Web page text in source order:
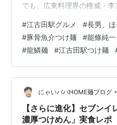
でも、広東料理界の権威・
にした者の脳裏に焼きつい
人生に一点の…足跡を残す料
ばりごく麺 2 [ 能條純一 ]）
のたかし」も、「なんか前
ぁ」という記憶が脳裏に残
かし、店内は既に満席…
#江古田駅グルメ #長男、
#豚骨魚介つけ麺 #能條純一
#龍鱗麺 #江古田駅つけ麺
にゃいパパHOME麺ブログ •
【さらに進化】セブン
濃厚つけめん」実食レポ